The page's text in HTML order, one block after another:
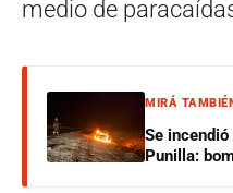
medio de
MIRÁ
Se
Punilla: